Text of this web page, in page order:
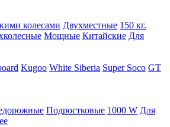
колесами Двухместные 150 кг.
Мощные Китайские Для
Kugoo White Siberia Super Soco GT
Подростковые 1000 W Для